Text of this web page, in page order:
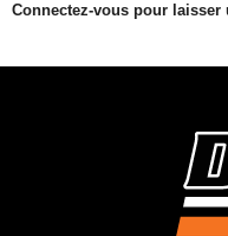
Connectez-vous pour laisser